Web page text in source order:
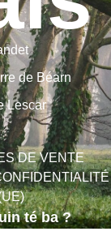
de Béarn
Lescar
DE VENTE
té ba ?